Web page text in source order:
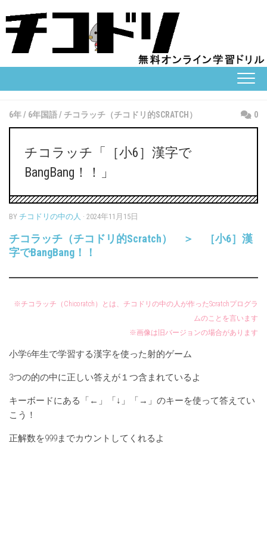
to
content
6年/ 6年国語/ チコラッチ（チコドリ的SCRATCH） 0
チコラッチ「［小6］漢字で
BangBang！！」
BY チコドリの中の人 · 2024年11月15日
チコラッチ（チコドリ的Scratch） ＞ ［小6］漢
字でBangBang！！
※チコラッチ（Chicoratch）とは、チコドリの中の人が作ったScratchプログラ
ムのことを言います
※画像は旧バージョンの場合があります
小学6年生で学習する漢字を使った射的ゲーム
3つの的の中に正しい答えが１つ含まれているよ
キーボードにある「←」「↓」「→」のキーを使って答えてい
こう！
正解数を999までカウントしてくれるよ